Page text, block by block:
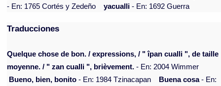
- En: 1765 Cortés y Zedeño
yacualli - En: 1692 Guerra
Traducciones
Quelque chose de bon. / expressions, / " îpan cualli ", de taille
moyenne. / " zan cualli ", brièvement. - En: 2004 Wimmer
Bueno, bien, bonito - En: 1984 Tzinacapan Buena cosa- En: